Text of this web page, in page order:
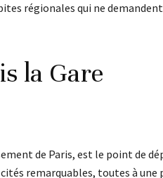
régionales qui ne
la Gare
de Paris, est le point de
remarquables, toutes à une